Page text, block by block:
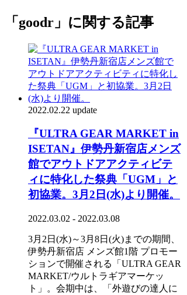
「goodr」に関する記事
2022.02.22 update
『ULTRA GEAR MARKET in
ISETAN』伊勢丹新宿店メンズ
館でアウトドアアクティビテ
ィに特化した祭典「UGM」と
初協業。3月2日(水)より開催。
2022.03.02 - 2022.03.08
3月2日(水)～3月8日(火)までの期間、
伊勢丹新宿店 メンズ館1階 プロモー
ションで開催される「ULTRA GEAR
MARKET/ウルトラギアマーケッ
ト」。会期中は、「外遊びの達人に